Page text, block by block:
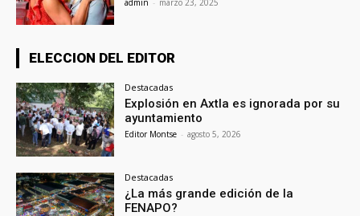
admin - marzo 23, 2025
ELECCION DEL EDITOR
Destacadas
Explosión en Axtla es ignorada por su
ayuntamiento
Editor Montse - agosto 5, 2026
Destacadas
¿La más grande edición de la
FENAPO?